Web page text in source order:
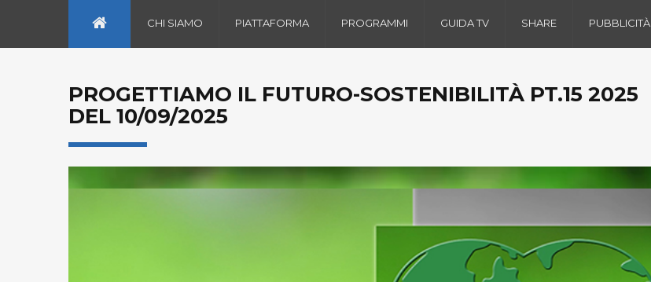
CHI SIAMO PIATTAFORMA PROGRAMMI GUIDA TV SHARE PUBBLICITÀ
PROGETTIAMO IL FUTURO-SOSTENIBILITÀ PT.15 2025
DEL 10/09/2025